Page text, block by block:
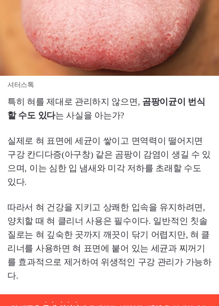
셔터스톡
특히 혀를 제대로 관리하지 않으면, 곰팡이균이 번식
할 수도 있다는 사실을 아는가?
실제로 혀 표면에 세균이 쌓이고 면역력이 떨어지면
구강 칸디다증(아구창) 같은 곰팡이 감염이 생길 수 있
으며, 이는 심한 입 냄새와 미각 저하를 초래할 수도
있다.
따라서 혀 건강을 지키고 상쾌한 입속을 유지하려면,
양치할 때 혀 클리너 사용은 필수이다. 일반적인 칫솔
질로는 혀 깊숙한 곳까지 깨끗이 닦기 어렵지만, 혀 클
리너를 사용하면 혀 표면에 붙어 있는 세균과 찌꺼기
를 효과적으로 제거하여 위생적인 구강 관리가 가능하
다.